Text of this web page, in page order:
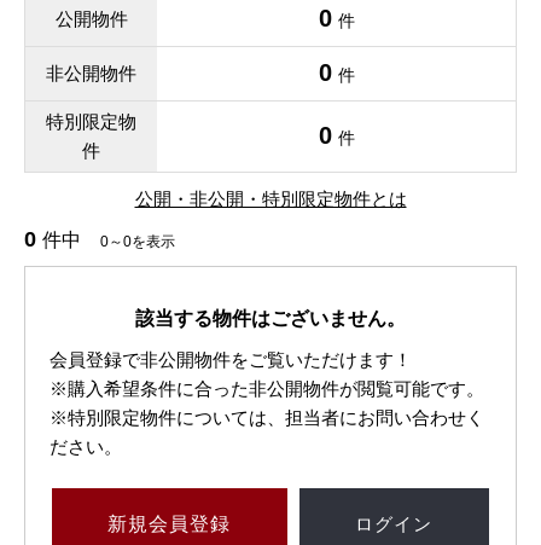
公開物件 0 件
非公開物件 0 件
特別限定物
件
0 件
公開・非公開・特別限定物件とは
0 件中 0～0を表示
該当する物件はございません。
会員登録で非公開物件をご覧いただけます！
※購入希望条件に合った非公開物件が閲覧可能です。
※特別限定物件については、担当者にお問い合わせく
ださい。
新規会員登録 ログイン